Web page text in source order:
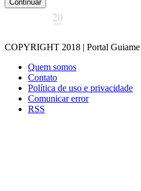
Continuar
COPYRIGHT 2018 | Portal Guiame
Quem somos
Contato
Política de uso e privacidade
Comunicar error
RSS